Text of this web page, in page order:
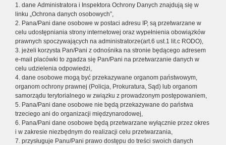
1. dane Administratora i Inspektora Ochrony Danych znajdują się w
linku „Ochrona danych osobowych”,
2. Pana/Pani dane osobowe w postaci adresu IP, są przetwarzane w
celu udostępniania strony internetowej oraz wypełnienia obowiązków
prawnych spoczywających na administratorze(art.6 ust.1 lit.c RODO),
3. jeżeli korzysta Pan/Pani z odnośnika na stronie będącego adresem
e-mail placówki to zgadza się Pan/Pani na przetwarzanie danych w
celu udzielenia odpowiedzi,
4. dane osobowe mogą być przekazywane organom państwowym,
organom ochrony prawnej (Policja, Prokuratura, Sąd) lub organom
samorządu terytorialnego w związku z prowadzonym postępowaniem,
5. Pana/Pani dane osobowe nie będą przekazywane do państwa
trzeciego ani do organizacji międzynarodowej,
6. Pana/Pani dane osobowe będą przetwarzane wyłącznie przez okres
i w zakresie niezbędnym do realizacji celu przetwarzania,
7. przysługuje Panu/Pani prawo dostępu do treści swoich danych